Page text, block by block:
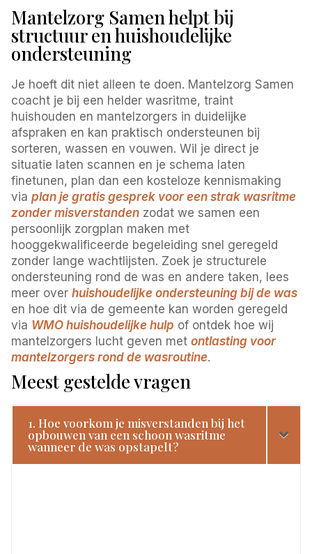
Mantelzorg Samen helpt bij
structuur en huishoudelijke
ondersteuning
Je hoeft dit niet alleen te doen. Mantelzorg Samen
coacht je bij een helder wasritme, traint
huishouden en mantelzorgers in duidelijke
afspraken en kan praktisch ondersteunen bij
sorteren, wassen en vouwen. Wil je direct je
situatie laten scannen en je schema laten
finetunen, plan dan een kosteloze kennismaking
viaplan je gratis gesprek voor een strak wasritme
zonder misverstanden zodat we samen een
persoonlijk zorgplan maken met
hooggekwalificeerde begeleiding snel geregeld
zonder lange wachtlijsten. Zoek je structurele
ondersteuning rond de was en andere taken, lees
meer overhuishoudelijke ondersteuning bij de was
en hoe dit via de gemeente kan worden geregeld
via WMO huishoudelijke hulp of ontdek hoe wij
mantelzorgers lucht geven metontlasting voor
mantelzorgers rond de wasroutine.
Meest gestelde vragen
1. Hoe voorkom je misverstanden bij het
opbouwen van een schoon wasritme
wanneer de was opstapelt?